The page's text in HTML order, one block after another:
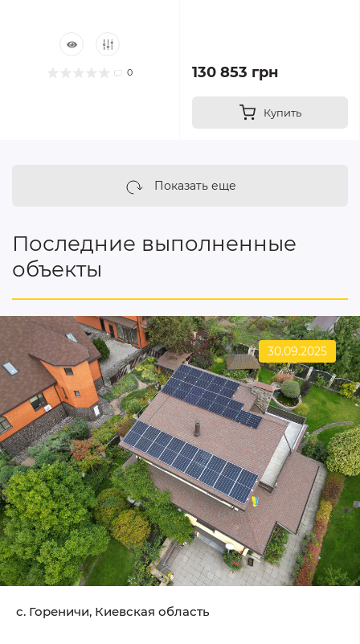
0 130 853 грн
Купить
Показать еще
Последние выполненные
объекты
30.09.2025
c. Гореничи, Киевская область